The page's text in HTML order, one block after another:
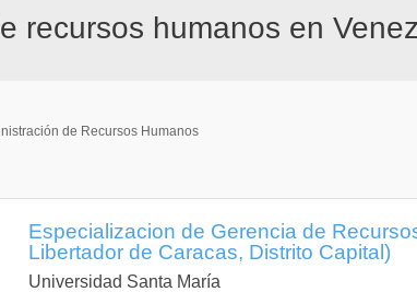
recursos humanos en
de Recursos Humanos
Especializacion de Gerencia de
Libertador de Caracas, Distrito Capital)
Universidad Santa María